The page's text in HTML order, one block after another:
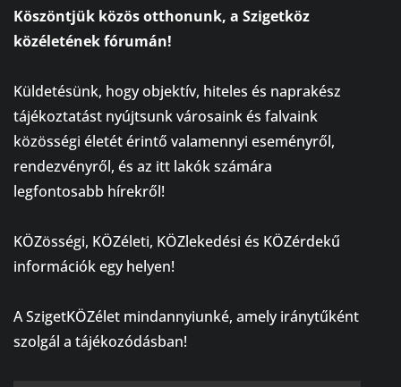
Köszöntjük közös otthonunk, a Szigetköz
közéletének fórumán!
Küldetésünk, hogy objektív, hiteles és naprakész
tájékoztatást nyújtsunk városaink és falvaink
közösségi életét érintő valamennyi eseményről,
rendezvényről, és az itt lakók számára
legfontosabb hírekről!
KÖZösségi, KÖZéleti, KÖZlekedési és KÖZérdekű
információk egy helyen!
A SzigetKÖZélet mindannyiunké, amely iránytűként
szolgál a tájékozódásban!